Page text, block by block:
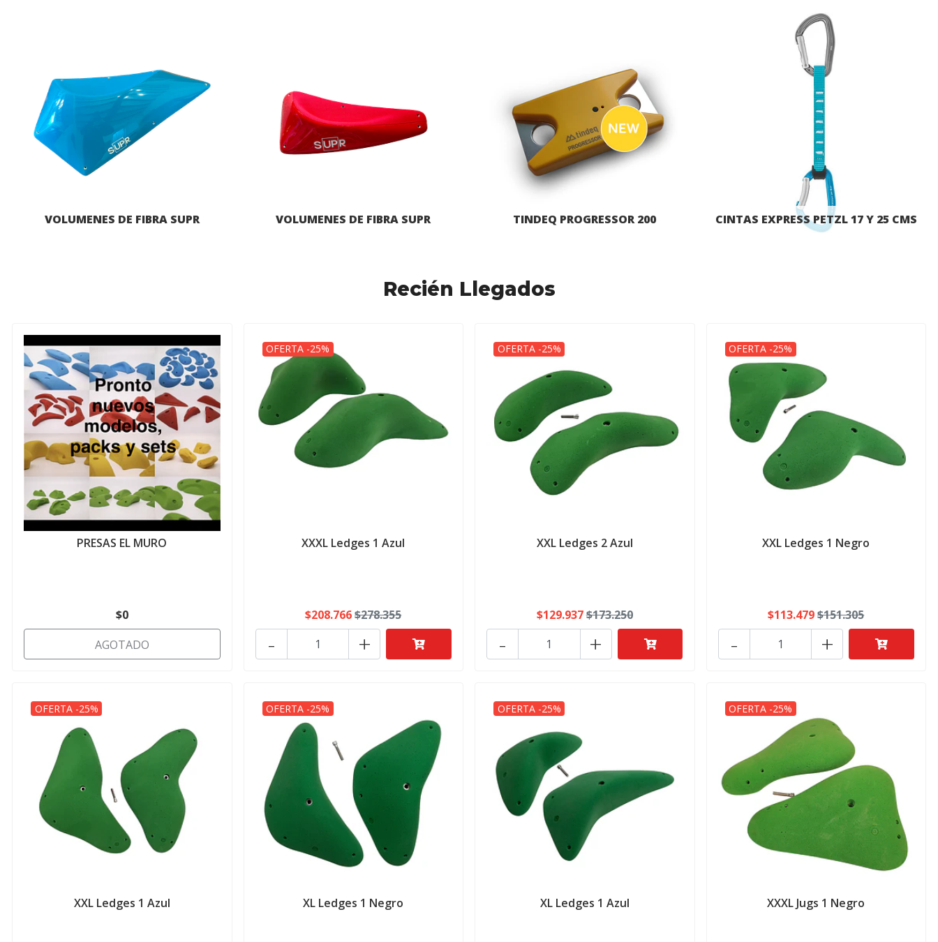
VOLUMENES DE FIBRA SUPR VOLUMENES DE FIBRA SUPR TINDEQ PROGRESSOR 200 CINTAS EXPRESS PETZL 17 Y 25 CMS
Recién Llegados
PRESAS EL MURO
$0
AGOTADO
OFERTA -25%
XXXL Ledges 1 Azul
$208.766$278.355
+
-
OFERTA -25%
XXL Ledges 2 Azul
$129.937$173.250
+
-
OFERTA -25%
XXL Ledges 1 Negro
$113.479$151.305
+
-
OFERTA -25%
XXL Ledges 1 Azul
OFERTA -25%
XL Ledges 1 Negro
OFERTA -25%
XL Ledges 1 Azul
OFERTA -25%
XXXL Jugs 1 Negro